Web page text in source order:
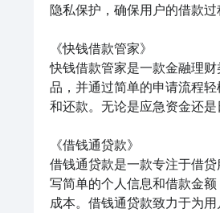
隐私保护，确保用户的借款过
《快钱借款管家》
快钱借款管家是一款金融理
品，并通过简单的申请流程
和还款。无论是应急资金还
《借钱通贷款》
借钱通贷款是一款专注于借
写简单的个人信息和借款金
成本。借钱通贷款致力于为